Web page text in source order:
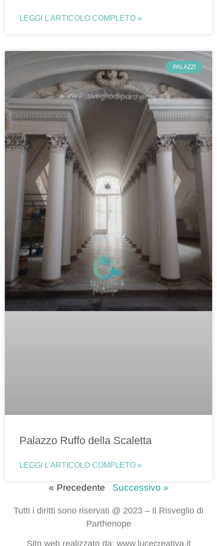
LEGGI L'ARTICOLO COMPLETO »
PALAZZI
Palazzo Ruffo della Scaletta
LEGGI L'ARTICOLO COMPLETO »
« Precedente Successivo »
Tutti i diritti sono riservati @ 2023 – Il Risveglio di
Parthenope
Sito web realizzato da: www.lucecreativa.it